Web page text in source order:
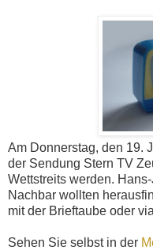
Am Donnerstag, den 19.
der Sendung Stern TV
Wettstreits werden.
Nachbar wollten
mit der Brieftaube oder
Sehen Sie selbst in der